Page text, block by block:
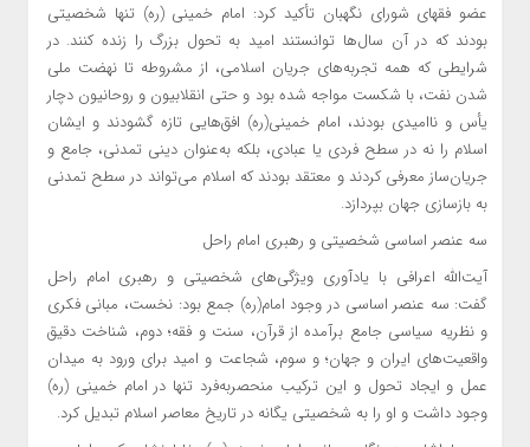
عضو فقهای شورای نگهبان تأکید کرد: امام خمینی (ره) تنها شخصیتی
بودند که در آن سال‌ها توانستند امید به تحول بزرگ را زنده کنند. در
شرایطی که همه تجربه‌های جریان اسلامی، از مشروطه تا نهضت ملی
شدن نفت، با شکست مواجه شده بود و حتی انقلابیون و روحانیون دچار
یأس و ناامیدی بودند، امام خمینی(ره) افق‌هایی تازه گشودند و ایشان
اسلام را نه در سطح فردی یا عبادی، بلکه به‌عنوان دینی تمدنی، جامع و
جریان‌ساز معرفی کردند و معتقد بودند که اسلام می‌تواند در سطح تمدنی
به بازسازی جهان بپردازد.
سه عنصر اساسی شخصیتی و رهبری امام راحل
آیت‌الله اعرافی با یادآوری ویژگی‌های شخصیتی و رهبری امام راحل
گفت: سه عنصر اساسی در وجود امام(ره) جمع بود: نخست، مبانی فکری
و نظریه سیاسی جامع برآمده از قرآن، سنت و فقه؛ دوم، شناخت دقیق
واقعیت‌های ایران و جهان؛ و سوم، شجاعت و امید برای ورود به میدان
عمل و ایجاد تحول و این ترکیب منحصربه‌فرد تنها در امام خمینی (ره)
وجود داشت و او را به شخصیتی یگانه در تاریخ معاصر اسلام تبدیل کرد.